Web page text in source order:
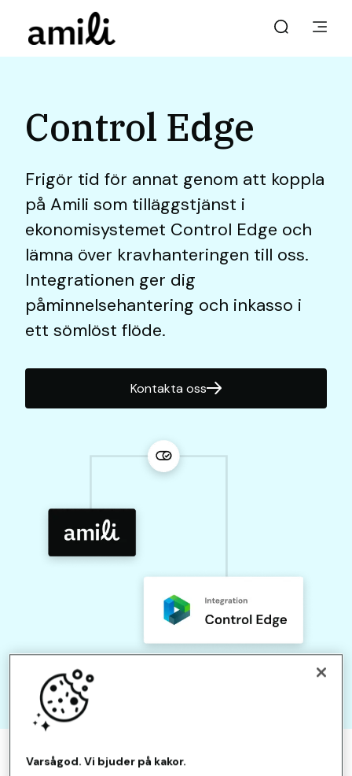
Control Edge
Frigör tid för annat genom att koppla
på Amili som tilläggstjänst i
ekonomisystemet Control Edge och
lämna över kravhanteringen till oss.
Integrationen ger dig
påminnelsehantering och inkasso i
ett sömlöst flöde.
Kontakta oss
Varsågod. Vi bjuder på kakor.